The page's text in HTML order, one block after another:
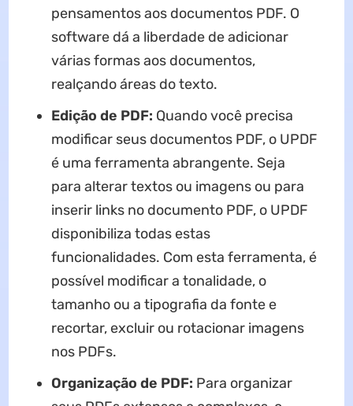
pensamentos aos documentos PDF. O
software dá a liberdade de adicionar
várias formas aos documentos,
realçando áreas do texto.
Edição de PDF: Quando você precisa
modificar seus documentos PDF, o UPDF
é uma ferramenta abrangente. Seja
para alterar textos ou imagens ou para
inserir links no documento PDF, o UPDF
disponibiliza todas estas
funcionalidades. Com esta ferramenta, é
possível modificar a tonalidade, o
tamanho ou a tipografia da fonte e
recortar, excluir ou rotacionar imagens
nos PDFs.
Organização de PDF: Para organizar